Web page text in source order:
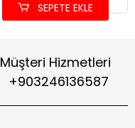
SEPETE EKLE
Müşteri Hizmetleri
+903246136587